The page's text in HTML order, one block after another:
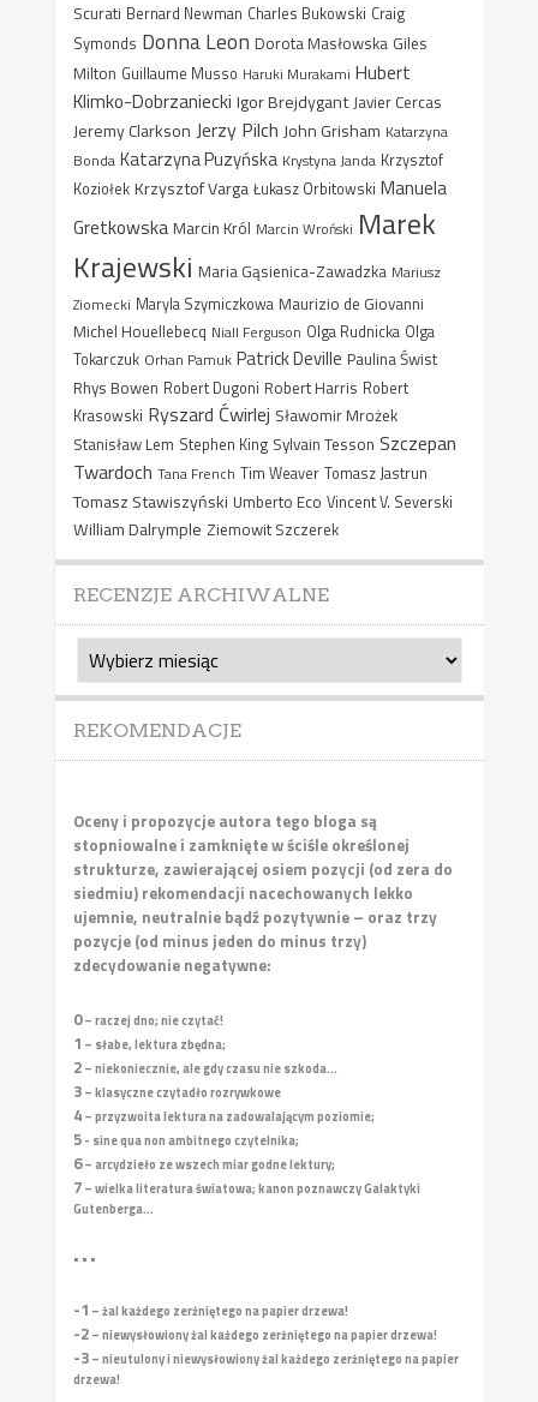
Scurati Bernard Newman Charles Bukowski Craig
Symonds Donna Leon Dorota Masłowska Giles
Milton Guillaume Musso Haruki Murakami Hubert
Klimko-Dobrzaniecki Igor Brejdygant Javier Cercas
Jeremy Clarkson Jerzy Pilch John Grisham Katarzyna
Bonda Katarzyna Puzyńska Krystyna Janda Krzysztof
Koziołek Krzysztof Varga Łukasz Orbitowski Manuela
Gretkowska Marcin Król Marcin Wroński Marek
Krajewski Maria Gąsienica-Zawadzka Mariusz
Ziomecki Maryla Szymiczkowa Maurizio de Giovanni
Michel Houellebecq Niall Ferguson Olga Rudnicka Olga
Tokarczuk Orhan Pamuk Patrick Deville Paulina Świst
Rhys Bowen Robert Dugoni Robert Harris Robert
Krasowski Ryszard Ćwirlej Sławomir Mrożek
Stanisław Lem Stephen King Sylvain Tesson Szczepan
Twardoch Tana French Tim Weaver Tomasz Jastrun
Tomasz Stawiszyński Umberto Eco Vincent V. Severski
William Dalrymple Ziemowit Szczerek
RECENZJE ARCHIWALNE
Recenzje
archiwalne
REKOMENDACJE
Oceny i propozycje autora tego bloga są
stopniowalne i zamknięte w ściśle określonej
strukturze, zawierającej osiem pozycji (od zera do
siedmiu) rekomendacji nacechowanych lekko
ujemnie, neutralnie bądź pozytywnie – oraz trzy
pozycje (od minus jeden do minus trzy)
zdecydowanie negatywne:
0– raczej dno; nie czytać!
1 – słabe, lektura zbędna;
2– niekoniecznie, ale gdy czasu nie szkoda...
3– klasyczne czytadło rozrywkowe
4– przyzwoita lektura na zadowalającym poziomie;
5- sine qua non ambitnego czytelnika;
6– arcydzieło ze wszech miar godne lektury;
7– wielka literatura światowa; kanon poznawczy Galaktyki
Gutenberga...
• • •
-1 – żal każdego zerżniętego na papier drzewa!
-2– niewysłowiony żal każdego zerżniętego na papier drzewa!
-3– nieutulony i niewysłowiony żal każdego zerżniętego na papier
drzewa!